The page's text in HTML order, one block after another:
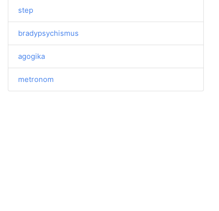
step
bradypsychismus
agogika
metronom